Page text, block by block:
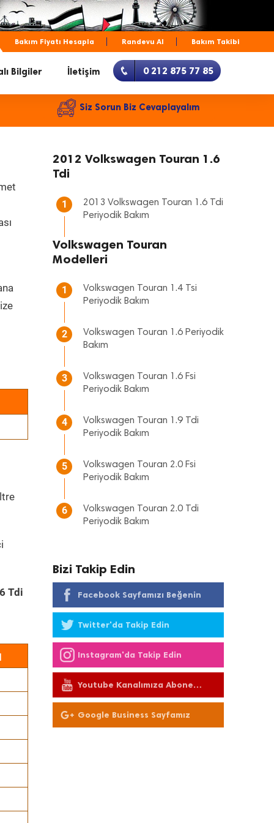
Bakım Fiyatı Hesapla Randevu Al Bakım Takibi
Bilgiler İletişim 0 212 875 77 85
Siz Sorun Biz Cevaplayalım
Tdi
2012 Volkswagen Touran 1.6
Tdi
1
2013 Volkswagen Touran 1.6 Tdi
Periyodik Bakım
Volkswagen Touran
Modelleri
1
Volkswagen Touran 1.4 Tsi
Periyodik Bakım
2
Volkswagen Touran 1.6 Periyodik
Bakım
3
Volkswagen Touran 1.6 Fsi
Periyodik Bakım
4
Volkswagen Touran 1.9 Tdi
Periyodik Bakım
5
Volkswagen Touran 2.0 Fsi
Periyodik Bakım
6
Volkswagen Touran 2.0 Tdi
Periyodik Bakım
Bizi Takip Edin
Facebook Sayfamızı Beğenin
Twitter'da Takip Edin
Instagram'da Takip Edin
Youtube Kanalımıza Abone
Olun
Google Business Sayfamız